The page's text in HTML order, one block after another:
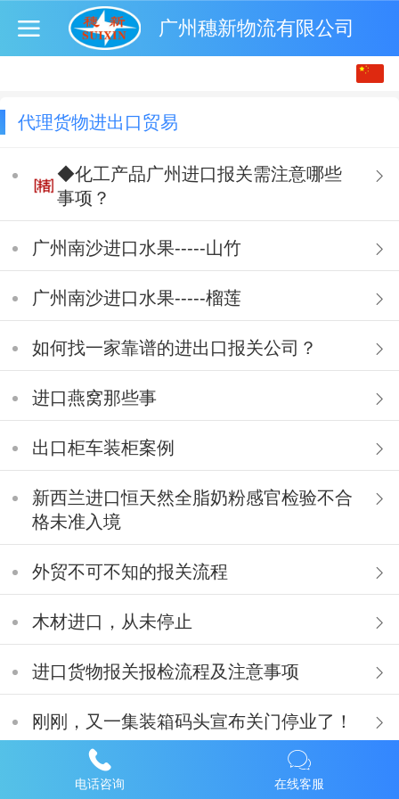
广州穗新物流有限公司
代理货物进出口贸易
◆化工产品广州进口报关需注意哪些
事项？
广州南沙进口水果-----山竹
广州南沙进口水果-----榴莲
如何找一家靠谱的进出口报关公司？
进口燕窝那些事
出口柜车装柜案例
新西兰进口恒天然全脂奶粉感官检验不合
格未准入境
外贸不可不知的报关流程
木材进口，从未停止
进口货物报关报检流程及注意事项
刚刚，又一集装箱码头宣布关门停业了！
75%酒精消毒液出口需要的手续和资料
电话咨询 在线客服